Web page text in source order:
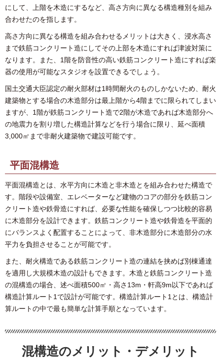
にして、上階を木造にするなど、高さ方向に異なる構造種別を組み
合わせたのを指します。
高さ方向に異なる構造を組み合わせるメリットは大きく、浸水高さ
まで鉄筋コンクリート造にしてその上部を木造にすれば津波対策に
なります。また、1階を防音性の高い鉄筋コンクリート造にすれば楽
器の使用が可能なスタジオを設置できるでしょう。
国土交通大臣認定の耐火部材は1時間耐火のものしかないため、耐火
建築物とする場合の木造部分は最上階から4階までに限られてしまい
ますが、1階が鉄筋コンクリート造で2階が木造であれば木造部分へ
の地震力を割り増した構造計算などを行う場合に限り、延べ面積
3,000㎡まで非耐火建築物で建設可能です。
平面混構造
平面混構造とは、水平方向に木造と非木造とを組み合わせた構造で
す。階段や設備室、エレベーターなど建物のコアの部分を鉄筋コン
クリート造や鉄骨造にすれば、必要な性能を確保しつつ比較的容易
に木造部分を設計できます。鉄筋コンクリート造や鉄骨造を平面的
にバランスよく配置することによって、非木造部分に木造部分の水
平力を負担させることが可能です。
また、耐火構造である鉄筋コンクリート造の連結を挟めば別棟通達
を適用し大規模木造の設計もできます。木造と鉄筋コンクリート造
の混構造の場合、述べ面積500㎡・高さ13m・軒高9m以下であれば
構造計算ルート1で設計が可能です。構造計算ルート1とは、構造計
算ルートの中で最も簡単な計算手順となっています。
混構造のメリット・デメリット